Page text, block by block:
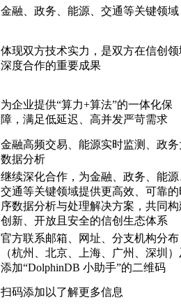
金融、政务、能源、交通等关键领域
体现双方技术实力，是双方在信创领
深度合作的重要成果
为企业提供“算力+算法”的一体化保
障，满足低延迟、高并发严苛需求
金融高频交易、能源实时监测、政务
数据分析
继续深化合作，为金融、政务、能源
交通等关键领域提供更高效、可靠的
序数据分析与处理解决方案，共同构
创新、开放且安全的信创生态体系
官方联系邮箱、网址、分支机构分布
（杭州、北京、上海、广州、深圳
添加“DolphinDB 小助手”的二维码
扫码添加以了解更多信息